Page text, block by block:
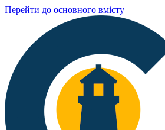
Перейти до основного вмісту